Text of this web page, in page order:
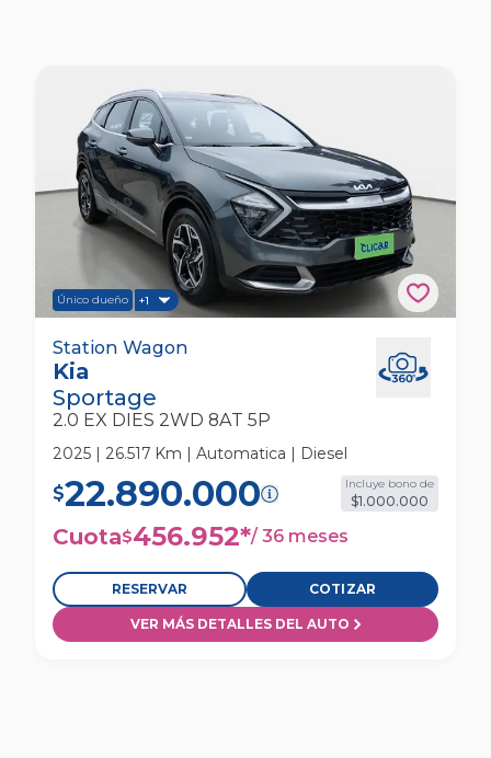
Único dueño +1
Kia Sportage 2.0 Ex Dies 2wd 8at 5p Station
Wagon
Station Wagon
Kia
Sportage
2.0 EX DIES 2WD 8AT 5P
2025 | 26.517 Km | Automatica | Diesel
$22.890.000 Incluye bono de
$1.000.000
Cuota$456.952*/ 36 meses
RESERVAR COTIZAR
VER MÁS DETALLES DEL AUTO